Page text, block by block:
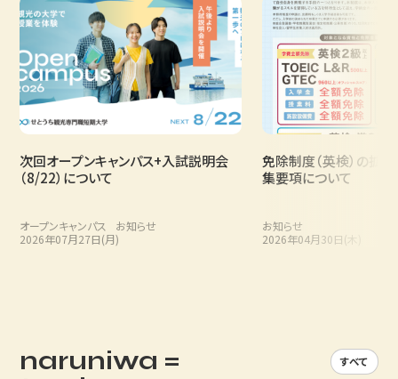
次回オープンキャンパス+入試説明会
（8/22）について
オープンキャンパス
お知らせ
2026年07月27日(月)
免除制度（英検）の拡
集要項について
お知らせ
2026年04月30日(木)
naruniwa =
すべて